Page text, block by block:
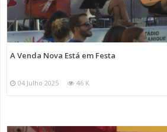
A Venda Nova Está em Festa
04 Julho 2025 46 K